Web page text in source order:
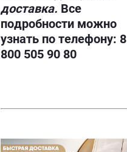
доставка. Все
подробности можно
узнать по телефону: 8
800 505 90 80